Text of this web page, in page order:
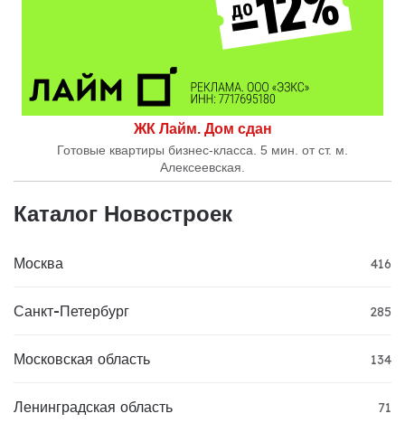
ЖК Лайм. Дом сдан
Готовые квартиры бизнес-класса. 5 мин. от ст. м.
Алексеевская.
Каталог Новостроек
Москва 416
Санкт-Петербург 285
Московская область 134
Ленинградская область 71